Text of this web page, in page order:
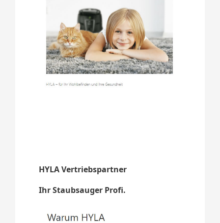
HYLA Vertriebspartner
Ihr Staubsauger Profi.